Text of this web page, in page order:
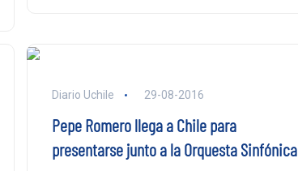
Diario Uchile 29-08-2016
Pepe Romero llega a Chile para
presentarse junto a la Orquesta Sinfónica